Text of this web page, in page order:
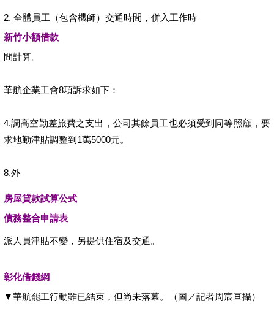
2. 全體員工（包含機師）交通時間，併入工作時
新竹小額借款
間計算。
華航企業工會8項訴求如下：
4.調高空勤差旅費之支出，公司其餘員工也必須受到同等照顧，要
求地勤津貼調整到1萬5000元。
8.外
房屋貸款試算公式
債務整合申請表
派人員津貼不變，另提供住宿及交通。
彰化借錢網
▼華航罷工行動雖已結束，但尚未落幕。（圖／記者‎周宸亘‎攝）